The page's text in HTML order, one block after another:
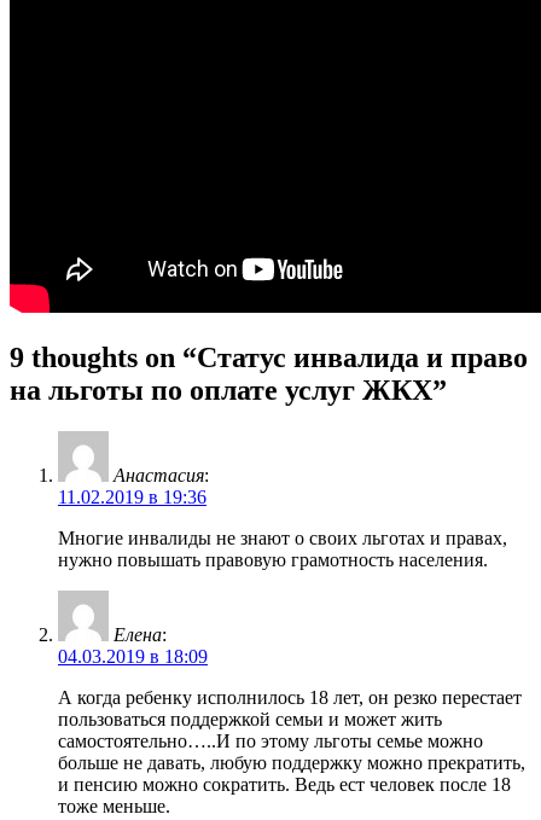
9 thoughts on “Статус инвалида и право
на льготы по оплате услуг ЖКХ”
Анастасия:
11.02.2019 в 19:36
Многие инвалиды не знают о своих льготах и правах,
нужно повышать правовую грамотность населения.
Елена:
04.03.2019 в 18:09
А когда ребенку исполнилось 18 лет, он резко перестает
пользоваться поддержкой семьи и может жить
самостоятельно…..И по этому льготы семье можно
больше не давать, любую поддержку можно прекратить,
и пенсию можно сократить. Ведь ест человек после 18
тоже меньше.